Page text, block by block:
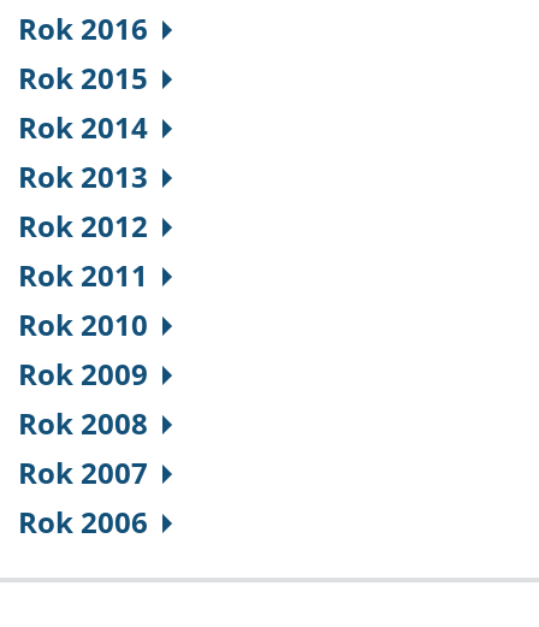
Rok 2016
Rok 2015
Rok 2014
Rok 2013
Rok 2012
Rok 2011
Rok 2010
Rok 2009
Rok 2008
Rok 2007
Rok 2006